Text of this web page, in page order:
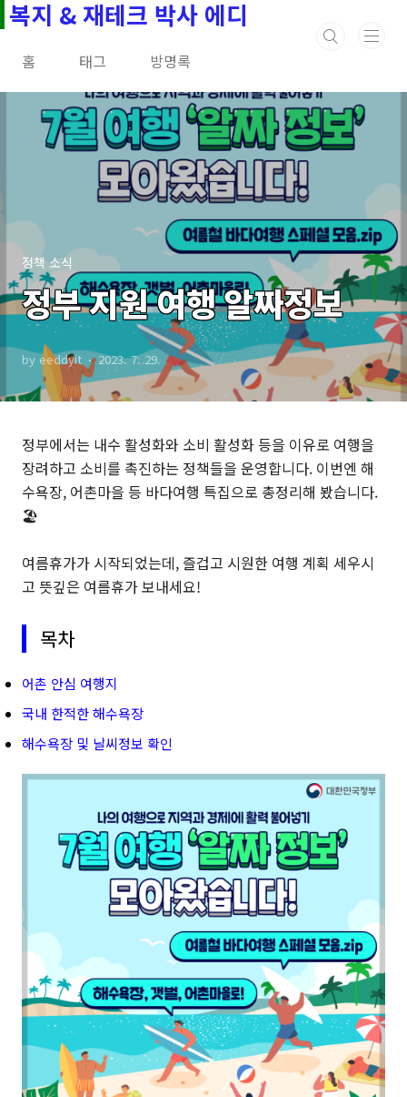
본문 바로가기
복지 & 재테크 박사 에디
홈 태그 방명록
정책 소식
정부 지원 여행 알짜정보
by eeddyit 2023. 7. 29.
정부에서는 내수 활성화와 소비 활성화 등을 이유로 여행을
장려하고 소비를 촉진하는 정책들을 운영합니다. 이번엔 해
수욕장, 어촌마을 등 바다여행 특집으로 총정리해 봤습니다.
🏖️
여름휴가가 시작되었는데, 즐겁고 시원한 여행 계획 세우시
고 뜻깊은 여름휴가 보내세요!
목차
어촌 안심 여행지
국내 한적한 해수욕장
해수욕장 및 날씨정보 확인